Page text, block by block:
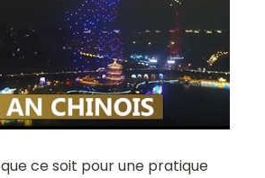
que ce soit pour une pratique